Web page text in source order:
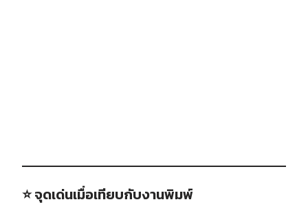
⭐ จุดเด่นเมื่อเทียบกับงานพิมพ์